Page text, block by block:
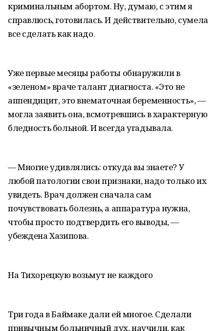
криминальным абортом. Ну, думаю, с этим я
справлюсь, готовилась. И действительно, сумела
все сделать как надо.
Уже первые месяцы работы обнаружили в
«зеленом» враче талант диагноста. «Это не
аппендицит, это внематочная беременность», —
могла заявить она, всмотревшись в характерную
бледность больной. И всегда угадывала.
— Многие удивлялись: откуда вы знаете? У
любой патологии свои признаки, надо только их
увидеть. Врач должен сначала сам
почувствовать болезнь, а аппаратура нужна,
чтобы просто подтвердить его выводы, —
убеждена Хазипова.
На Тихорецкую возьмут не каждого
Три года в Баймаке дали ей многое. Сделали
привычным больничный дух, научили, как